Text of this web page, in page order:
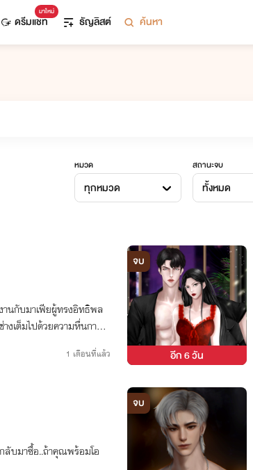
มาใหม่
ดรีมแชท ธัญลิสต์ ค้นหา
หมวด
ทุกหมวด
สถานะจบ
ทั้งหมด
งานกับมาเฟียผู้ทรงอิทธิพล
เต็มไปด้วยความหื่นกาม
1 เดือนที่แล้ว
จบ
อีก6 วัน
ลับมาซื้อ..ถ้าคุณพร้อมโอ
จบ